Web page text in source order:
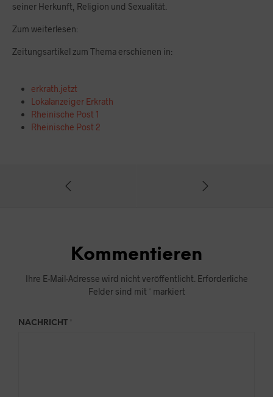
seiner Herkunft, Religion und Sexualität.
Zum weiterlesen:
Zeitungsartikel zum Thema erschienen in:
erkrath.jetzt
Lokalanzeiger Erkrath
Rheinische Post 1
Rheinische Post 2
Kommentieren
Ihre E-Mail-Adresse wird nicht veröffentlicht. Erforderliche
Felder sind mit
markiert
NACHRICHT